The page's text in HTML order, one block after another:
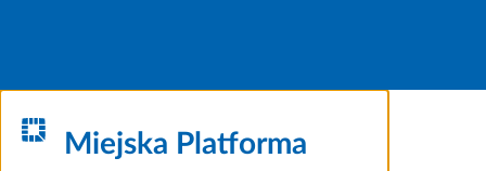
Miejska Platforma